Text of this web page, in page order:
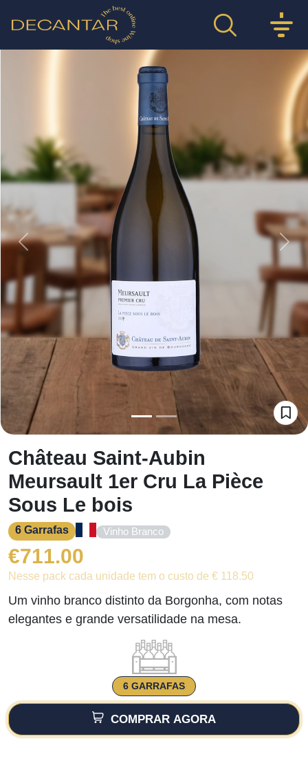
Previous
Château Saint-Aubin
Meursault 1er Cru La Pièce
Sous Le bois
6 Garrafas Vinho Branco
€711.00
Nesse pack cada unidade tem o custo de € 118.50
Um vinho branco distinto da Borgonha, com notas
elegantes e grande versatilidade na mesa.
6 GARRAFAS
COMPRAR AGORA